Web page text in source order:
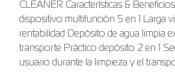
CLEANER Características &
dispositivo multifunción 5 en 1 Larga
rentabilidad Depósito de agua limpia
transporte Práctico depósito 2 en 1
usuario durante la limpieza y el